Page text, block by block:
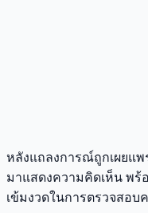
หลังแถลงการณ์ถูกเผยแพ
มาแสดงความคิดเห็น พร้
เข้มงวดในการตรวจสอบ